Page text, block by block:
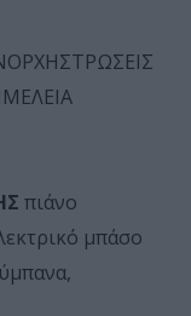
πιάνο
μπάσο